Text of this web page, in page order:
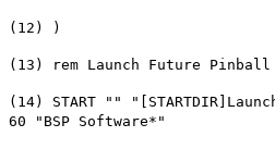
(12) )
(13) rem Launch Future Pinball
(14) START ""
60 "BSP Software*"